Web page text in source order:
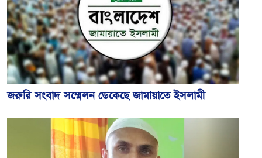
জরুরি সংবাদ সম্মেলন ডেকেছে জামায়াতে ইসলামী